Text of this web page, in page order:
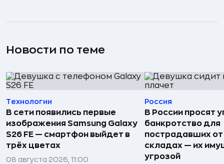
Новости по теме
Технологии
В сети появились первые
изображения Samsung Galaxy
S26 FE — смартфон выйдет в
трёх цветах
08 августа 2026, 11:00
Россия
В России просят
банкротство для
пострадавших
складах — их
угрозой